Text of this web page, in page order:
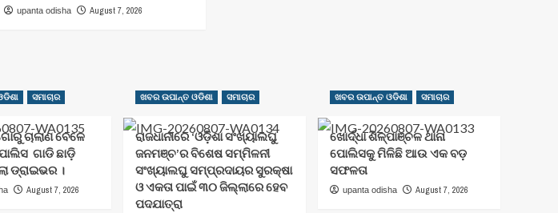
upanta odisha August 7, 2026
ସମାଚାର
ଚାଲାଣ ବେଳେ
ଗାଡି ଛାଡ଼ି
ଡ୍ରାଇଭର ।
August 7, 2026
ଖବର ଉପାନ୍ତ ଓଡିଶା ସମାଚାର
ରାଜଧାନୀରେ ‘ଓଡ଼ିଶା ସଂଖ୍ୟାଲଘୁ
ଜନମଞ୍ଚ’ର ବିଶେଷ ସମ୍ମିଳନୀ
ସଂଖ୍ୟାଲଘୁ ସମ୍ପ୍ରଦାୟର ସୁରକ୍ଷା
ଓ ଏକତା ପାଇଁ ୩୦ ଜିଲ୍ଲାରେ ହେବ
ପଦଯାତ୍ରା
ଖବର ଉପାନ୍ତ ଓଡିଶା ସମାଚାର
ଖୋର୍ଦ୍ଧା ଶିଳ୍ପାଞ୍ଚଳ ଥାନା
ପୋଲିସକୁ ମିଳିଛି ଆଉ ଏକ ବଡ଼
ସଫଳତା
upanta odisha August 7, 2026